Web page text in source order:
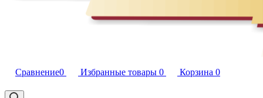
Сравнение0 Избранные товары 0 Корзина 0